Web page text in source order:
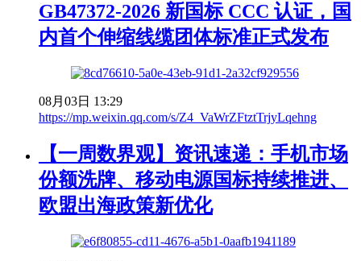
GB47372-2026 新国标 CCC 认证，国
内首个伸缩线缆团体标准正式发布
08月03日 13:29
https://mp.weixin.qq.com/s/Z4_VaWrZFtztTrjyLqehng
【一周数界观】资讯速递：手机市场
份额洗牌、移动电源国标持续推进、
欧盟出海政策新优化